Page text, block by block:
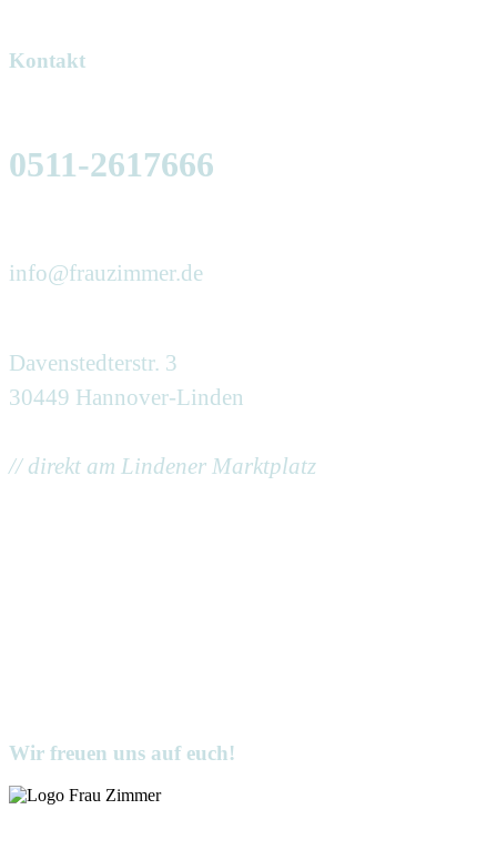
Kontakt
0511-2617666
info@frauzimmer.de
Davenstedterstr. 3
30449 Hannover-Linden
// direkt am Lindener Marktplatz
Wir freuen uns auf euch!